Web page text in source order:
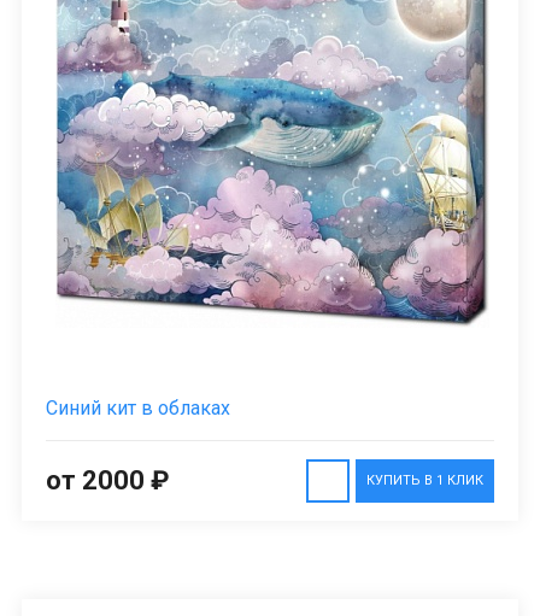
Синий кит в облаках
КУПИТЬ В 1 КЛИК
от 2000 ₽